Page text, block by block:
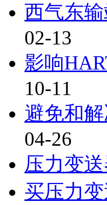
西气东
02-13
影响
10-11
避免和
04-26
压力变
买压力